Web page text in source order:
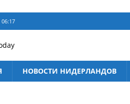
НОВОСТИ НИДЕРЛАНДОВ